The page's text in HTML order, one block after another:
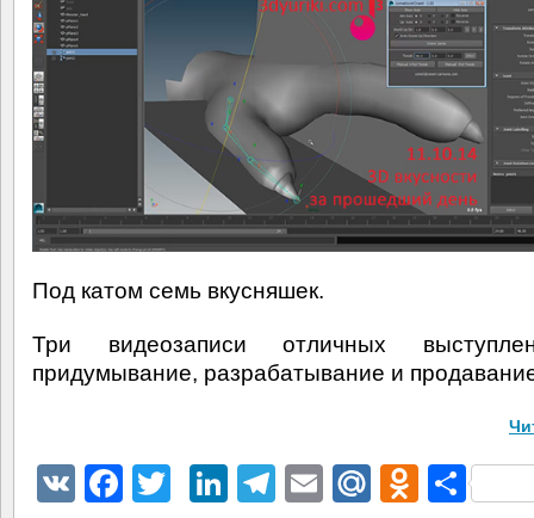
Под катом семь вкусняшек.
Три видеозаписи отличных
придумывание, разрабатывание и
VK Facebook
TwitterLinkedIn
Telegram
EmailMail.Ru